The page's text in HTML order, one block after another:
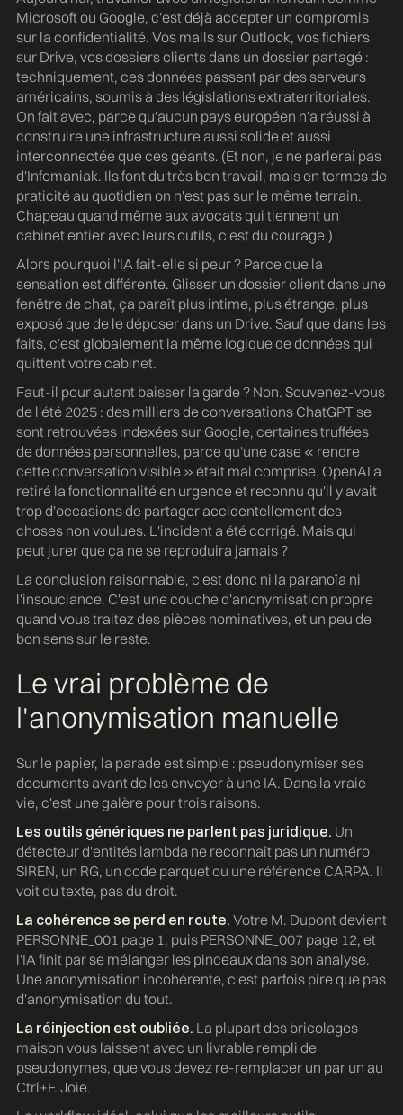
Microsoft ou Google, c'est déjà accepter un compromis
sur la confidentialité. Vos mails sur Outlook, vos fichiers
sur Drive, vos dossiers clients dans un dossier partagé :
techniquement, ces données passent par des serveurs
américains, soumis à des législations extraterritoriales.
On fait avec, parce qu'aucun pays européen n'a réussi à
construire une infrastructure aussi solide et aussi
interconnectée que ces géants. (Et non, je ne parlerai pas
d'Infomaniak. Ils font du très bon travail, mais en termes de
praticité au quotidien on n'est pas sur le même terrain.
Chapeau quand même aux avocats qui tiennent un
cabinet entier avec leurs outils, c'est du courage.)
Alors pourquoi l'IA fait-elle si peur ? Parce que la
sensation est différente. Glisser un dossier client dans une
fenêtre de chat, ça paraît plus intime, plus étrange, plus
exposé que de le déposer dans un Drive. Sauf que dans les
faits, c'est globalement la même logique de données qui
quittent votre cabinet.
Faut-il pour autant baisser la garde ? Non. Souvenez-vous
de l'été 2025 : des milliers de conversations ChatGPT se
sont retrouvées indexées sur Google, certaines truffées
de données personnelles, parce qu'une case « rendre
cette conversation visible » était mal comprise. OpenAI a
retiré la fonctionnalité en urgence et reconnu qu'il y avait
trop d'occasions de partager accidentellement des
choses non voulues. L'incident a été corrigé. Mais qui
peut jurer que ça ne se reproduira jamais ?
La conclusion raisonnable, c'est donc ni la paranoïa ni
l'insouciance. C'est une couche d'anonymisation propre
quand vous traitez des pièces nominatives, et un peu de
bon sens sur le reste.
Le vrai problème de
l'anonymisation manuelle
Sur le papier, la parade est simple : pseudonymiser ses
documents avant de les envoyer à une IA. Dans la vraie
vie, c'est une galère pour trois raisons.
Les outils génériques ne parlent pas juridique. Un
détecteur d'entités lambda ne reconnaît pas un numéro
SIREN, un RG, un code parquet ou une référence CARPA. Il
voit du texte, pas du droit.
La cohérence se perd en route. Votre M. Dupont devient
PERSONNE_001 page 1, puis PERSONNE_007 page 12, et
l'IA finit par se mélanger les pinceaux dans son analyse.
Une anonymisation incohérente, c'est parfois pire que pas
d'anonymisation du tout.
La réinjection est oubliée. La plupart des bricolages
maison vous laissent avec un livrable rempli de
pseudonymes, que vous devez re-remplacer un par un au
Ctrl+F. Joie.